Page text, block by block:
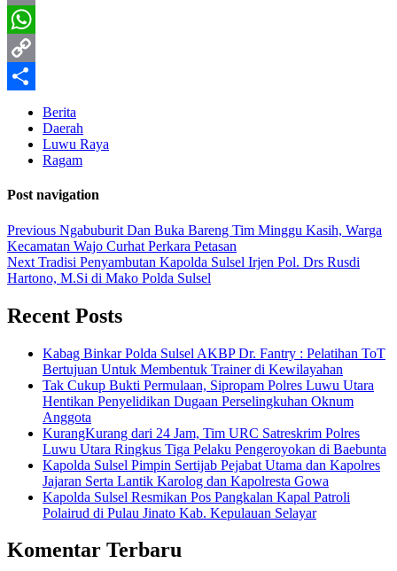
Email
WhatsApp
Copy
Berita
Daerah
Luwu Raya
Ragam
Post navigation
Previous Ngabuburit Dan Buka Bareng Tim Minggu Kasih, Warga
Kecamatan Wajo Curhat Perkara Petasan
Next Tradisi Penyambutan Kapolda Sulsel Irjen Pol. Drs Rusdi
Hartono, M.Si di Mako Polda Sulsel
Recent Posts
Kabag Binkar Polda Sulsel AKBP Dr. Fantry : Pelatihan ToT
Bertujuan Untuk Membentuk Trainer di Kewilayahan
Tak Cukup Bukti Permulaan, Sipropam Polres Luwu Utara
Hentikan Penyelidikan Dugaan Perselingkuhan Oknum
Anggota
KurangKurang dari 24 Jam, Tim URC Satreskrim Polres
Luwu Utara Ringkus Tiga Pelaku Pengeroyokan di Baebunta
Kapolda Sulsel Pimpin Sertijab Pejabat Utama dan Kapolres
Jajaran Serta Lantik Karolog dan Kapolresta Gowa
Kapolda Sulsel Resmikan Pos Pangkalan Kapal Patroli
Polairud di Pulau Jinato Kab. Kepulauan Selayar
Komentar Terbaru